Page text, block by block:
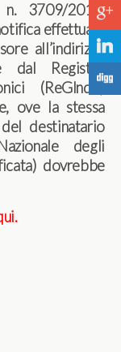
n. 3709/2019,
effettuata
all’indirizzo
dal Registro
(ReGIndE)
ove la stessa
destinatario
degli
dovrebbe
c
j
F